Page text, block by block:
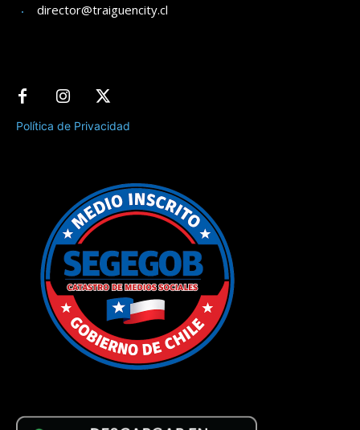
director@traiguencity.cl
Política de Privacidad